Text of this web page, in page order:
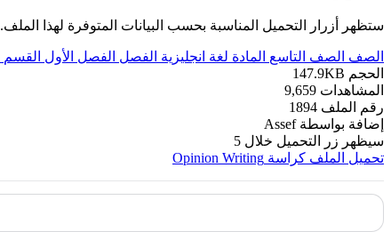
ستظهر أزرار التحميل المناسبة بحسب البيانات المتوفرة لهذا الملف.
الصف الصف التاسع المادة لغة انجليزية الفصل الفصل الأول القسم
الحجم 147.9KB
المشاهدات 9,659
رقم الملف 1894
إضافة بواسطة Assef
سيظهر زر التحميل خلال 5
تحميل الملف كراسة Opinion Writing